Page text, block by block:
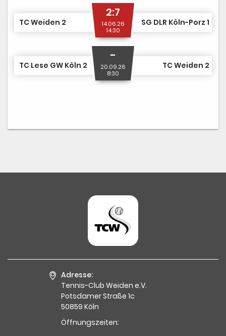
TC Weiden 2
2:7
14.06.26
14:30
SG DLR Köln-Porz 1
TC Lese GW Köln 2
-
20.09.26
8:30
TC Weiden 2
Adresse:
Tennis-Club Weiden e.V.
Potsdamer Straße 1c
50859 Köln
Öffnungszeiten: